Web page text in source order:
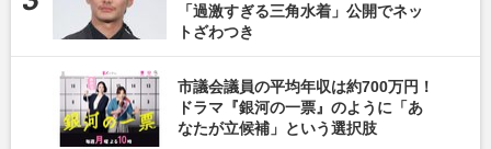
「過激すぎる三角水着」公開でネッ
トざわつき
市議会議員の平均年収は約700万円！
ドラマ『銀河の一票』のように「あ
なたが立候補」という選択肢